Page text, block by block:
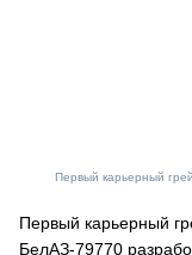
Первый карьерный
Первый карьерный
БелАЗ-79770